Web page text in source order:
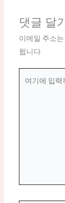
댓글 달
이메일 주소
됩니다